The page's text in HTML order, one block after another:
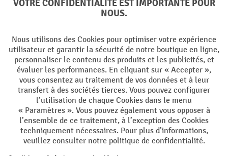
Langues
DE FR
Conditions générales de vente Mentions Légales
Protection des Données Politique de cookies
All prices excl. VAT plusshipping costsand possible delivery charges,